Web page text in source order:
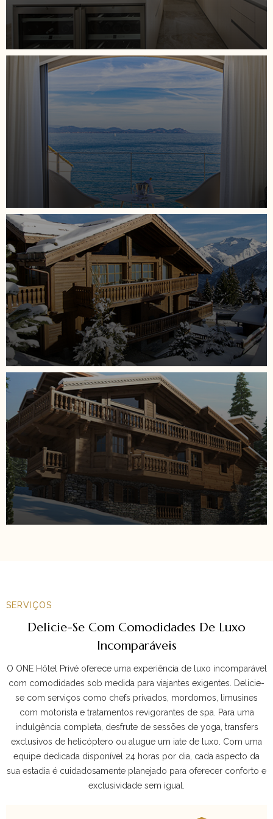
medida fazem dela a villa de luxo perfeita do ONE
Hôtel Privé para alugar. Viva o máximo do luxo à
beira-mar no coração da pitoresca Côte d’Azur.
Le Blanchot – Chalé em Courchevel 1850
Le Blanchot é um deslumbrante chalé de madeira
que mantém o charme alpino tradicional,
aprimorado com comodidades ultramodernas para
oferecer um conforto incomparável. Localizado na
exclusiva área de Bellecôte, em Courchevel 1850,
conta com amplas áreas de estar, 6 quartos
opulentos, cinema privativo e instalações de bem-
estar. Ideal para famílias e grupos, esta casa de
férias de luxo é o refúgio perfeito nas montanhas.
MAIS DETALHES
Le Coquelicot – Chalé em Courchevel
1850
Situado no coração de Courchevel 1850, o Le
Coquelicot é um chalé de luxo na França. Este
magnífico chalé oferece acesso direto às pistas de
esqui (ski-in/ski-out), interiores luxuosos inspirados
na paisagem alpina ao redor, spa privativo e piscina
— tornando-se o refúgio ideal para quem busca
hotéis de esqui de luxo para famílias. Desfrute de
vistas panorâmicas das montanhas e relaxe no luxo
extravagante deste refúgio alpino.
MAIS DETALHES
SERVIÇOS
Delicie-Se Com Comodidades De Luxo
Incomparáveis
O ONE Hôtel Privé oferece uma experiência de luxo incomparável
com comodidades sob medida para viajantes exigentes. Delicie-
se com serviços como chefs privados, mordomos, limusines
com motorista e tratamentos revigorantes de spa. Para uma
indulgência completa, desfrute de sessões de yoga, transfers
exclusivos de helicóptero ou alugue um iate de luxo. Com uma
equipe dedicada disponível 24 horas por dia, cada aspecto da
sua estadia é cuidadosamente planejado para oferecer conforto e
exclusividade sem igual.